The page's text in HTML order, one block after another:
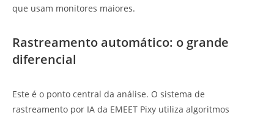
que usam monitores maiores.
Rastreamento automático: o grande
diferencial
Este é o ponto central da análise. O sistema de
rastreamento por IA da EMEET Pixy utiliza algoritmos